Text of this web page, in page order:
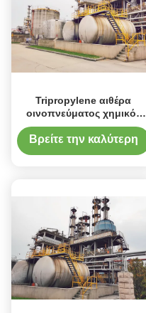
Tripropylene αιθέρα
οινοπνεύματος χημικός
βουτυλικός αιθέρας CAS
γλυκόλης Νο 55934-93-5
Βρείτε την καλύτερη